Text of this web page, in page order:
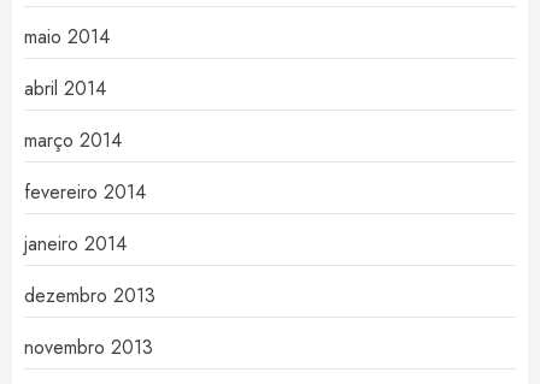
maio 2014
abril 2014
março 2014
fevereiro 2014
janeiro 2014
dezembro 2013
novembro 2013